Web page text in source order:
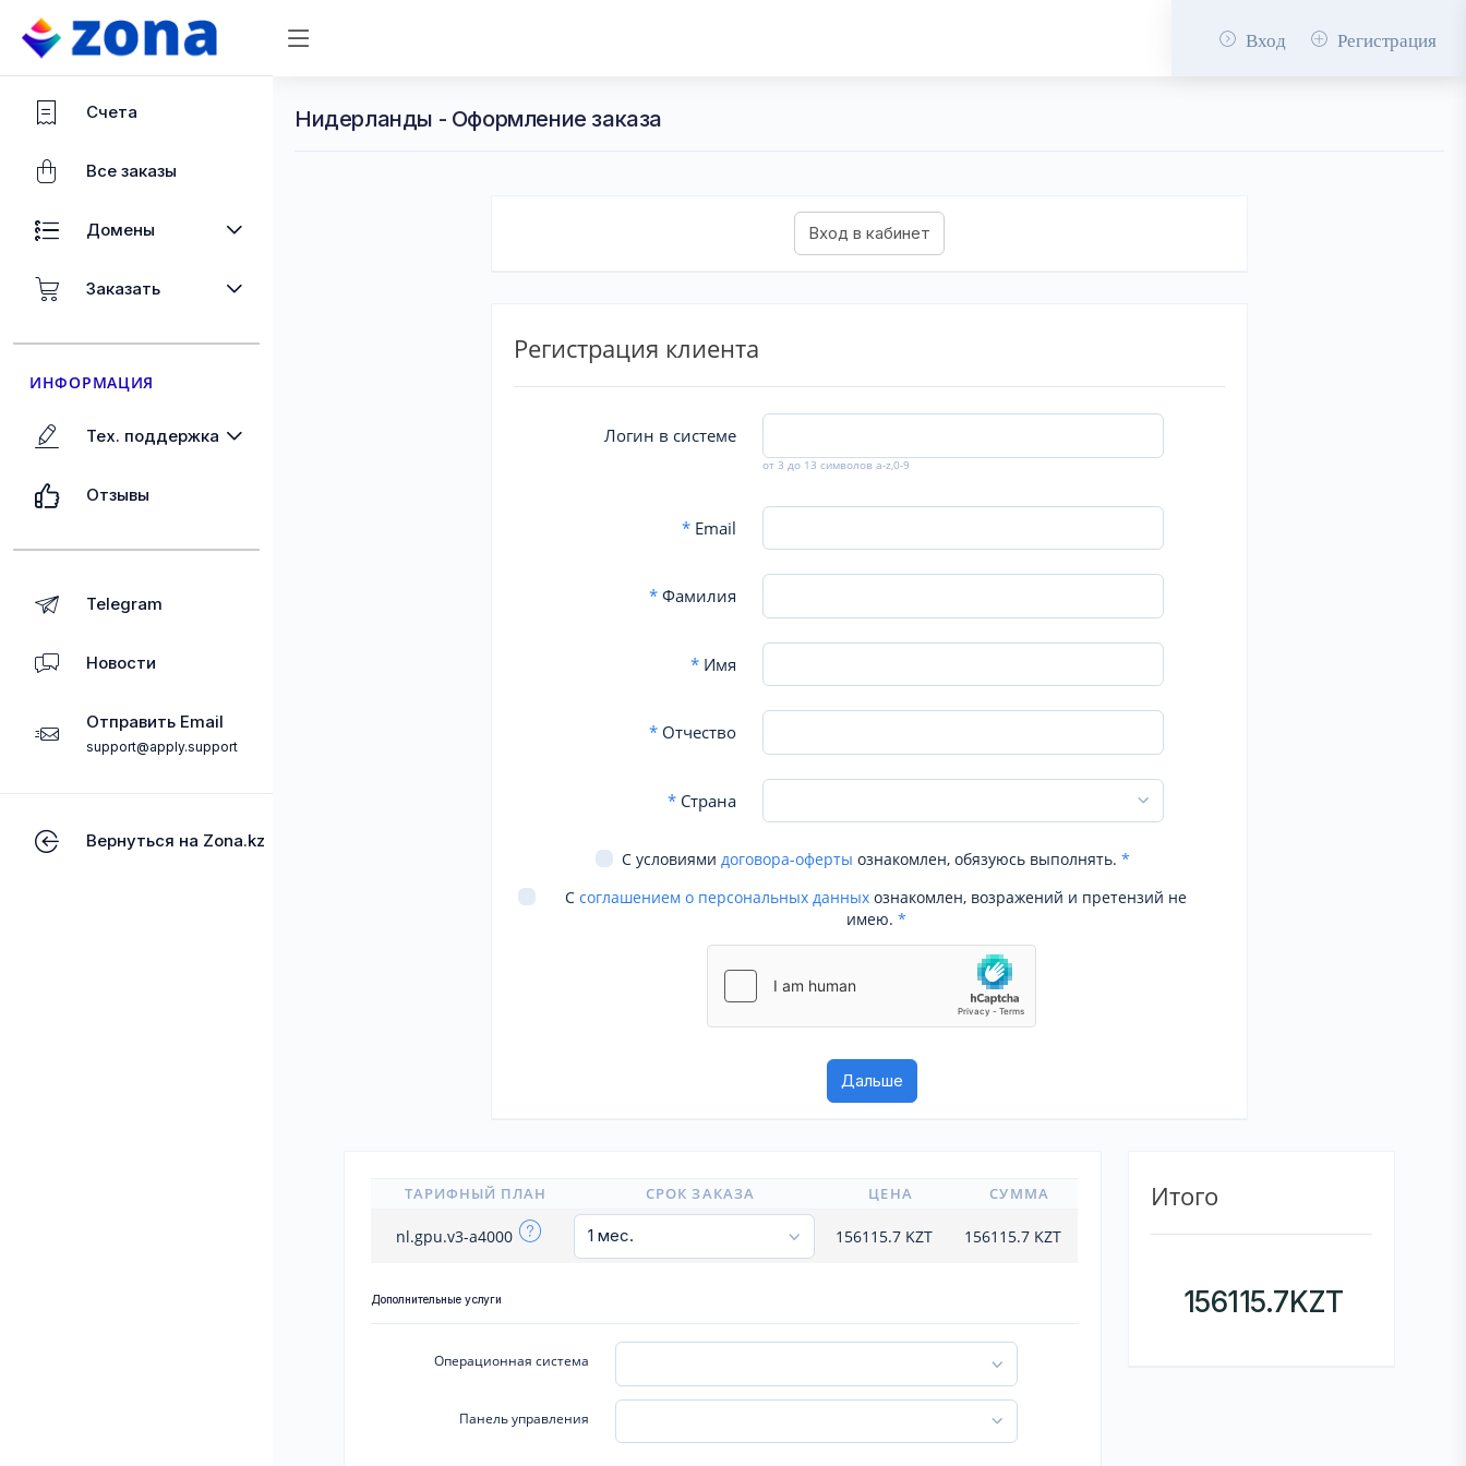
Вход Регистрация
Счета
Все заказы
Домены
Заказать
ИНФОРМАЦИЯ
Тех. поддержка
Отзывы
Telegram
Новости
Отправить Email
support@apply.support
Вернуться на Zona.kz
Нидерланды - Оформление заказа
Регистрация клиента
Логин в системе
от 3 до 13 символов a-z,0-9
*Email
*Фамилия
*Имя
*Отчество
*Страна
С условиями договора-оферты ознакомлен, обязуюсь выполнять. *
С соглашением о персональных данных ознакомлен, возражений и претензий не
имею. *
ТАРИФНЫЙ ПЛАН СРОК ЗАКАЗА ЦЕНА СУММА
nl.gpu.v3-a4000 156115.7 KZT 156115.7 KZT
Дополнительные услуги
Операционная система
Панель управления
Итого
156115.7KZT